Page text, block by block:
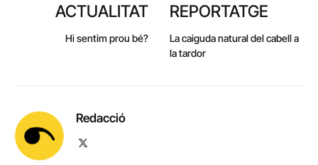
ACTUALITAT
Hi sentim prou bé?
REPORTATGE
La caiguda natural del cabell a
la tardor
Redacció